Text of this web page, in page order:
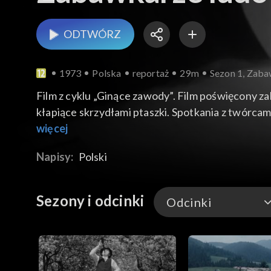
ODTWÓRZ
1973 Polska reportaż 29m Sezon 1,
Film z cyklu „Ginące zawody”. Film poświęcony
kłapiące skrzydłami ptaszki. Spotkania z
to tereny południowej Małopolski, gdzie na
więcej
Napisy: Polski
Sezony i odcinki Odcinki
Odcinki